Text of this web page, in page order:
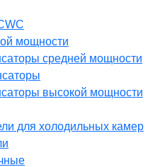
мощности
средней мощности
высокой мощности
для холодильных камер